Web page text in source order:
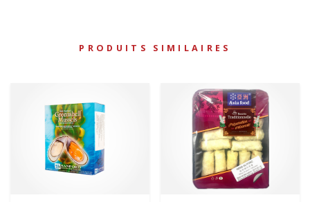
PRODUITS SIMILAIRES